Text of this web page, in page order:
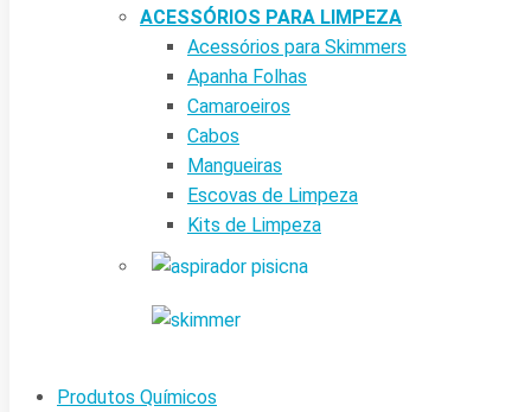
ACESSÓRIOS PARA LIMPEZA
Acessórios para Skimmers
Apanha Folhas
Camaroeiros
Cabos
Mangueiras
Escovas de Limpeza
Kits de Limpeza
Produtos Químicos